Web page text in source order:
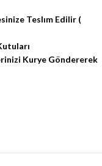
Teslım Edilir (
Kurye Göndererek